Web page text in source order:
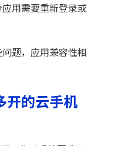
用需要重新登录或
题，应用兼容性相
开的云手机